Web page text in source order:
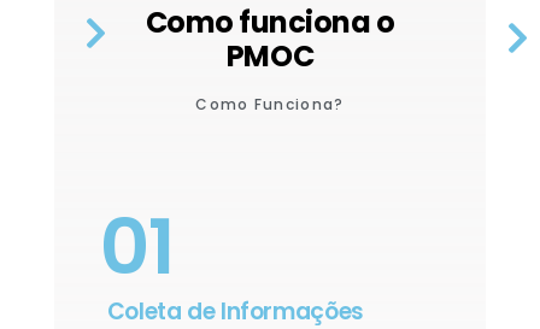
Como funciona o
PMOC
Como Funciona?
01
Coleta de Informações